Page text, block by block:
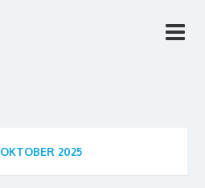
OKTOBER 2025